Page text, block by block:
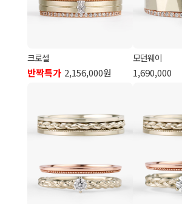
크로셀
반짝특가 2,156,000원
모던웨이
1,690,000